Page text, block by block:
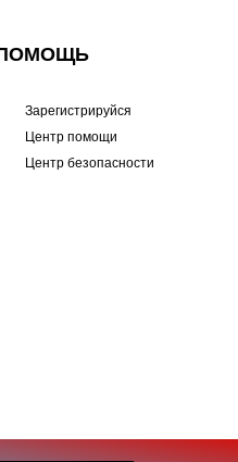
Зарегистрируйся
Центр помощи
Центр безопасности